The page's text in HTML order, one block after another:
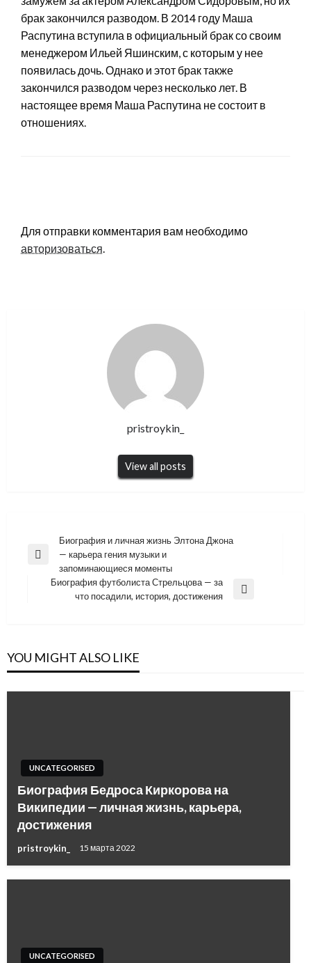
брак закончился разводом. В 2014 году Маша
Распутина вступила в официальный брак со своим
менеджером Ильей Яшинским, с которым у нее
появилась дочь. Однако и этот брак также
закончился разводом через несколько лет. В
настоящее время Маша Распутина не состоит в
отношениях.
Для отправки комментария вам необходимо
авторизоваться.
pristroykin_
View all posts
Навигация
по
записям
Previous
Биография и личная жизнь Элтона Джона
— карьера гения музыки и
запоминающиеся моменты
Биография футболиста Стрельцова — за
что посадили, история, достижения
YOU MIGHT ALSO LIKE
UNCATEGORISED
Биография Бедроса Киркорова на
Википедии — личная жизнь, карьера,
достижения
pristroykin_ 15 марта 2022
UNCATEGORISED